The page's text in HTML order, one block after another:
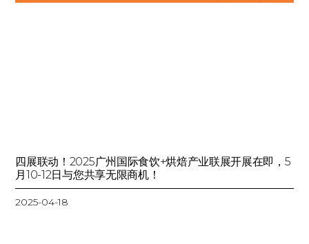
四展联动！2025广州国际食饮+烘焙产业联展开展在即，5
月10-12日与您共享无限商机！
2025-04-18